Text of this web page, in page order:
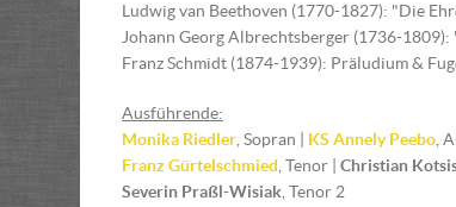
Ludwig van Beethoven (1770-1827): "Die
Johann Georg Albrechtsberger (1736-1809):
Franz Schmidt (1874-1939): Präludium &
Ausführende:
Monika Riedler , Sopran | KS Annely Peebo ,
Franz Gürtelschmied , Tenor | Christian
Severin Praßl-Wisiak , Tenor 2